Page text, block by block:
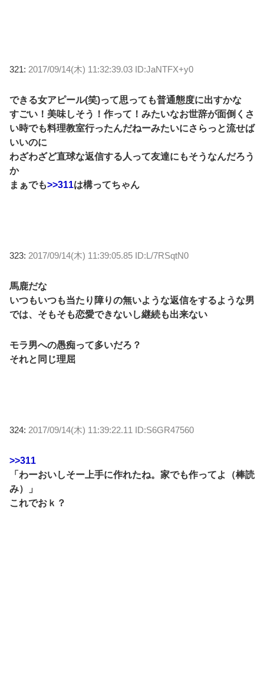
321: 2017/09/14(木) 11:32:39.03 ID:JaNTFX+y0
できる女アピール(笑)って思っても普通態度に出すかな
すごい！美味しそう！作って！みたいなお世辞が面倒くさ
い時でも料理教室行ったんだねーみたいにさらっと流せば
いいのに
わざわざど直球な返信する人って友達にもそうなんだろう
か
まぁでも>>311は構ってちゃん
323: 2017/09/14(木) 11:39:05.85 ID:L/7RSqtN0
馬鹿だな
いつもいつも当たり障りの無いような返信をするような男
では、そもそも恋愛できないし継続も出来ない
モラ男への愚痴って多いだろ？
それと同じ理屈
324: 2017/09/14(木) 11:39:22.11 ID:S6GR47560
>>311
「わーおいしそー上手に作れたね。家でも作ってよ（棒読
み）」
これでおｋ？